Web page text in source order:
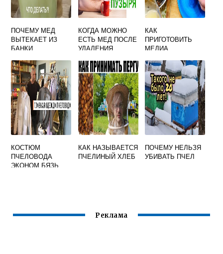
ПОЧЕМУ МЕД
ВЫТЕКАЕТ ИЗ
БАНКИ
КОГДА МОЖНО
ЕСТЬ МЕД ПОСЛЕ
УДАЛЕНИЯ
ПУЗЫРЯ
КАК
ПРИГОТОВИТЬ
МЕДИА
КОСТЮМ
ПЧЕЛОВОДА
ЭКОНОМ БЯЗЬ
КАК НАЗЫВАЕТСЯ
ПЧЕЛИНЫЙ ХЛЕБ
ПОЧЕМУ НЕЛЬЗЯ
УБИВАТЬ ПЧЕЛ
Реклама